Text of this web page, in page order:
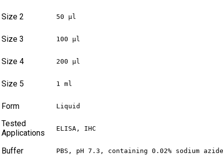
Size 2 50 µl
Size 3 100 µl
Size 4 200 µl
Size 5 1 ml
Form Liquid
Tested
Applications
ELISA, IHC
Buffer PBS, pH 7.3, containing 0.02% sodium